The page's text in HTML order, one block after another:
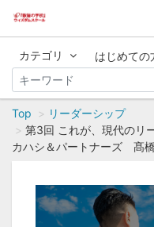
カテゴリ はじめての
Top
リーダーシップ
第3回 これが、現代のリ
カハシ＆パートナーズ 髙